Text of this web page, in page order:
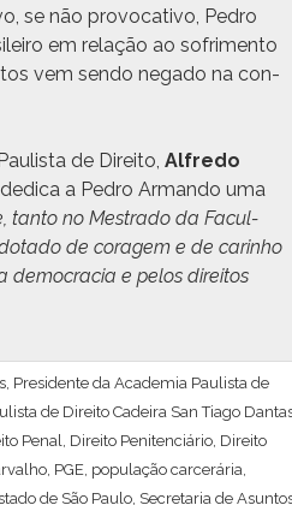
se não provoca­ti­vo, Pedro
em relação ao sofri­men­to
vem sendo nega­do na con­
de Dire­ito, Alfre­do
a Pedro Arman­do uma
tan­to no Mestra­do da Fac­ul­
de cor­agem e de car­in­ho
democ­ra­cia e pelos dire­itos
Presidente da Academia Paulista de
de Direito Cadeira San Tiago
Penal Direito Penitenciário Direito
PGE população carcerária
de São Paulo Secretaria de